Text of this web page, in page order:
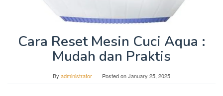
Cara Reset Mesin Cuci Aqua :
Mudah dan Praktis
By administrator Posted onJanuary 25, 2025